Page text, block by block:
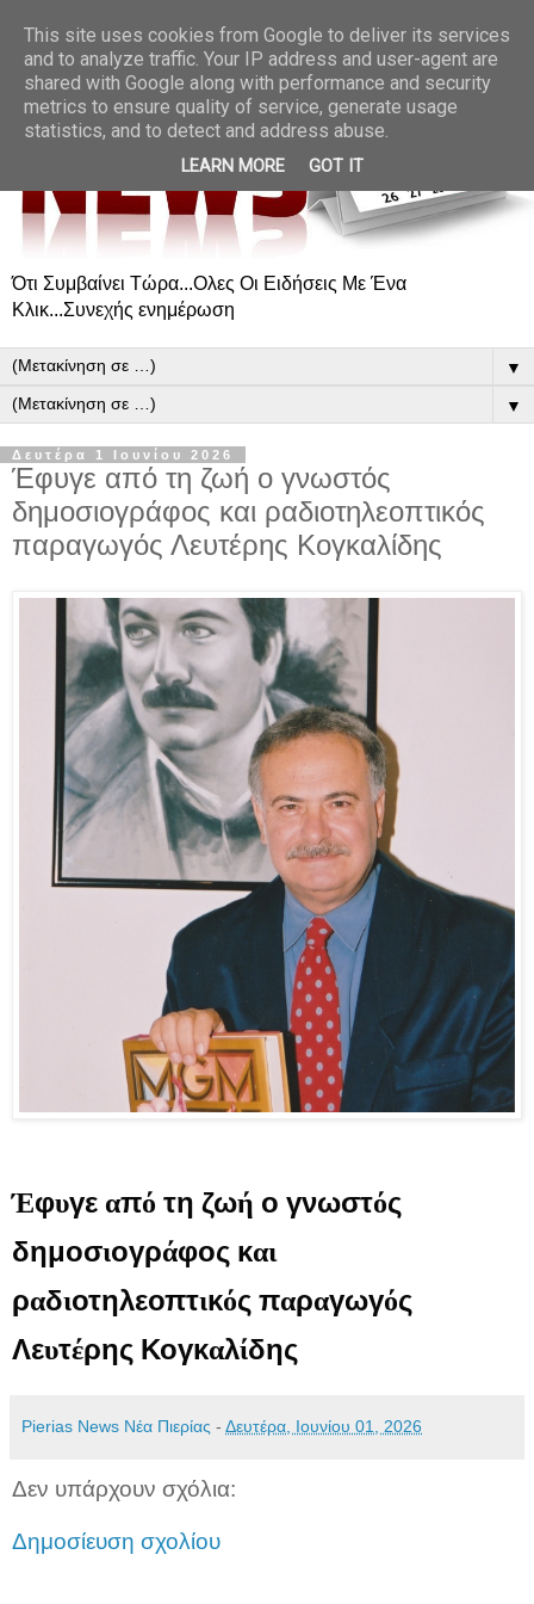
Ότι Συμβαίνει Τώρα...Ολες Οι Ειδήσεις Με Ένα
Κλικ...Συνεχής ενημέρωση
▼
▼
Δευτέρα 1 Ιουνίου 2026
Έφυγε από τη ζωή ο γνωστός
δημοσιογράφος και ραδιοτηλεοπτικός
παραγωγός Λευτέρης Κογκαλίδης
Έφυγε από τη ζωή ο γνωστός
δημοσιογράφος και
ραδιοτηλεοπτικός παραγωγός
Λευτέρης Κογκαλίδης
Pierias News Νέα Πιερίας - Δευτέρα, Ιουνίου 01, 2026
Δεν υπάρχουν σχόλια:
Δημοσίευση σχολίου
This site uses cookies from Google to deliver its services
and to analyze traffic. Your IP address and user-agent are
shared with Google along with performance and security
metrics to ensure quality of service, generate usage
statistics, and to detect and address abuse.
LEARN MORE GOT IT